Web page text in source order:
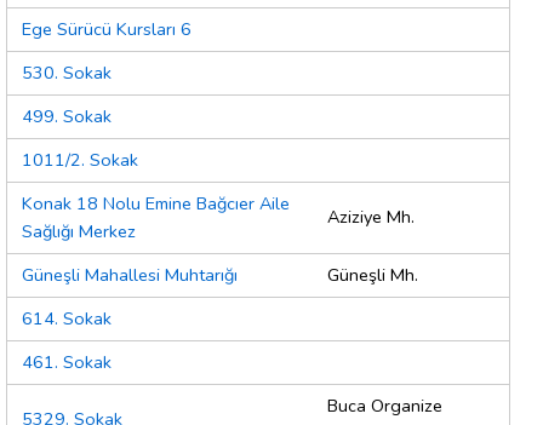
Ege Sürücü Kursları 6
530. Sokak
499. Sokak
1011/2. Sokak
Konak 18 Nolu Emine Bağcıer Aile
Sağlığı Merkez
Aziziye Mh.
Güneşli Mahallesi Muhtarığı
Güneşli Mh.
614. Sokak
461. Sokak
5329. Sokak
Buca Organize